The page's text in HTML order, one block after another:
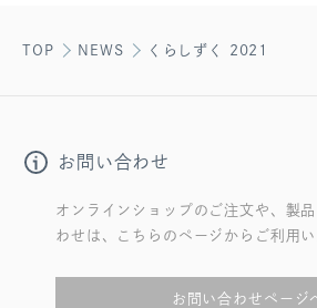
TOP NEWS くらしずく 2021
お問い合わせ
オンラインショップのご注文や、製
わせは、こちらのページからご利用い
お問い合わせページ